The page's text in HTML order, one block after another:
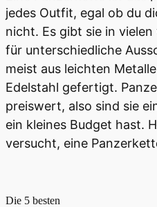
jedes Outfit, egal ob du
nicht. Es gibt sie in
für unterschiedliche
meist aus leichten
Edelstahl gefertigt.
preiswert, also sind sie
ein kleines Budget hast.
versucht, eine
Die 5 besten